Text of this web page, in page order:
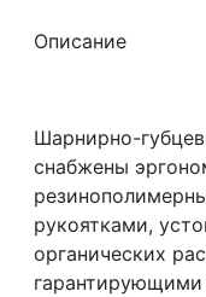
Описание
Шарнирно-
снабжены
рукоятками,
органических
гарантирующими